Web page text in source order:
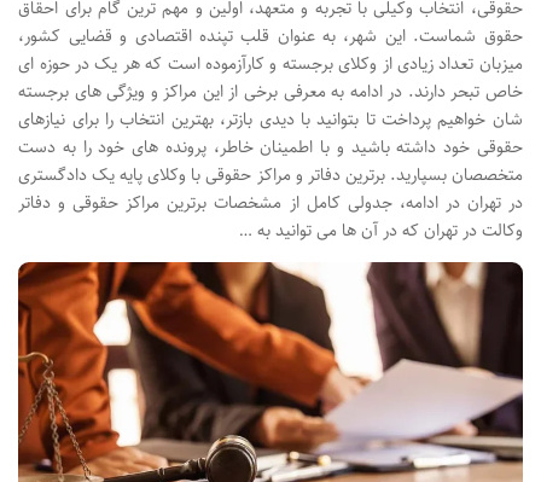
حقوقی، انتخاب وکیلی با تجربه و متعهد، اولین و مهم ترین گام برای احقاق
حقوق شماست. این شهر، به عنوان قلب تپنده اقتصادی و قضایی کشور،
میزبان تعداد زیادی از وکلای برجسته و کارآزموده است که هر یک در حوزه ای
خاص تبحر دارند. در ادامه به معرفی برخی از این مراکز و ویژگی های برجسته
شان خواهیم پرداخت تا بتوانید با دیدی بازتر، بهترین انتخاب را برای نیازهای
حقوقی خود داشته باشید و با اطمینان خاطر، پرونده های خود را به دست
متخصصان بسپارید. برترین دفاتر و مراکز حقوقی با وکلای پایه یک دادگستری
در تهران در ادامه، جدولی کامل از مشخصات برترین مراکز حقوقی و دفاتر
وکالت در تهران که در آن ها می توانید به …